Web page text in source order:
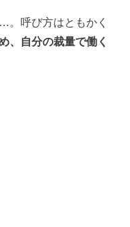
。呼び方はともかく
、自分の裁量で働く